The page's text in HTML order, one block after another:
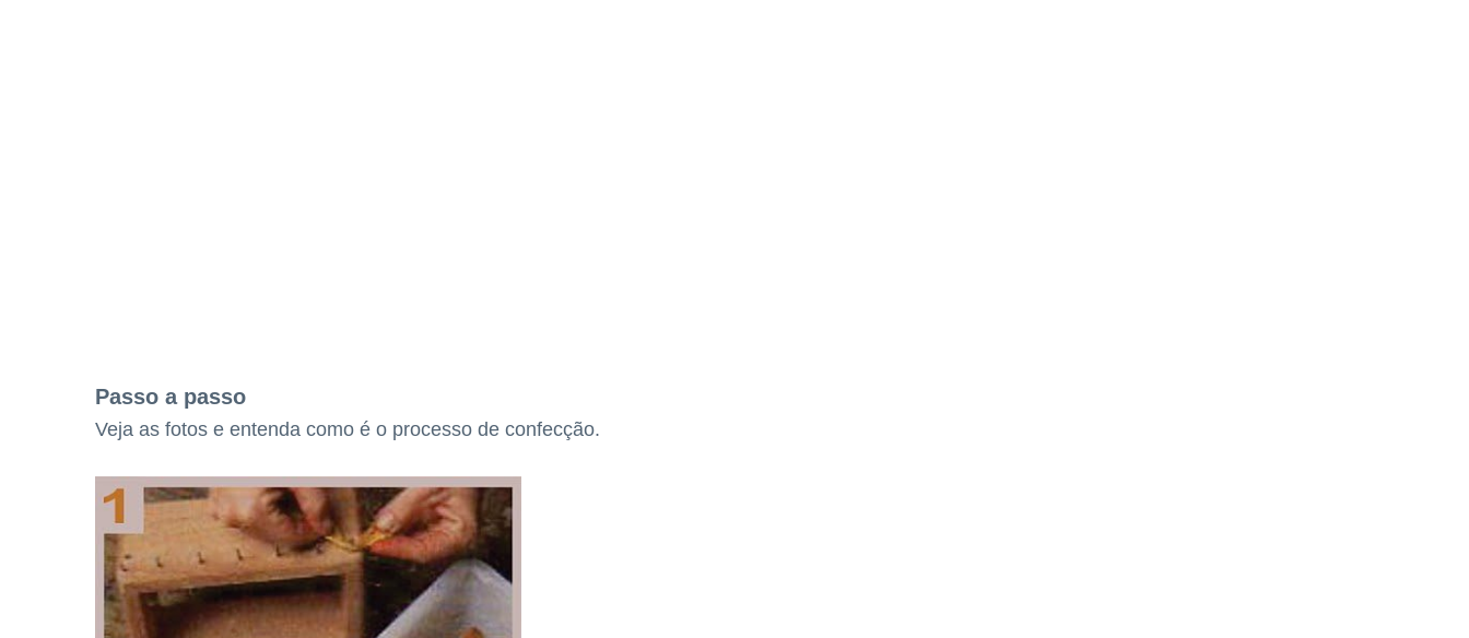
Passo a passo
Veja as fotos e entenda como é o processo de confecção.